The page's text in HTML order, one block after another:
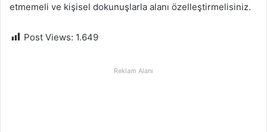
etmemeli ve kişisel dokunuşlarla alanı özelleştirmelisiniz.
Post Views: 1.649
Reklam Alanı